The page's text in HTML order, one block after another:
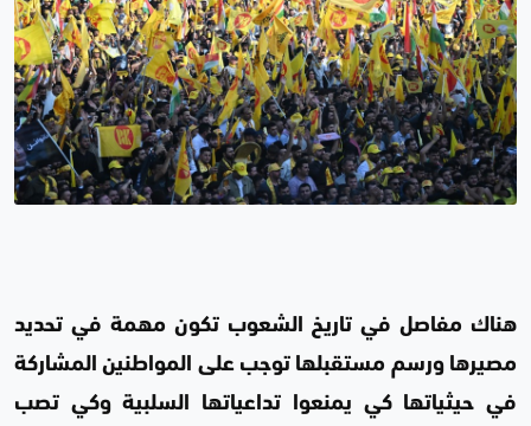
هناك مفاصل في تاريخ الشعوب تكون مهمة في تحديد
مصيرها ورسم مستقبلها توجب على المواطنين المشاركة
في حيثياتها كي يمنعوا تداعياتها السلبية وكي تصب